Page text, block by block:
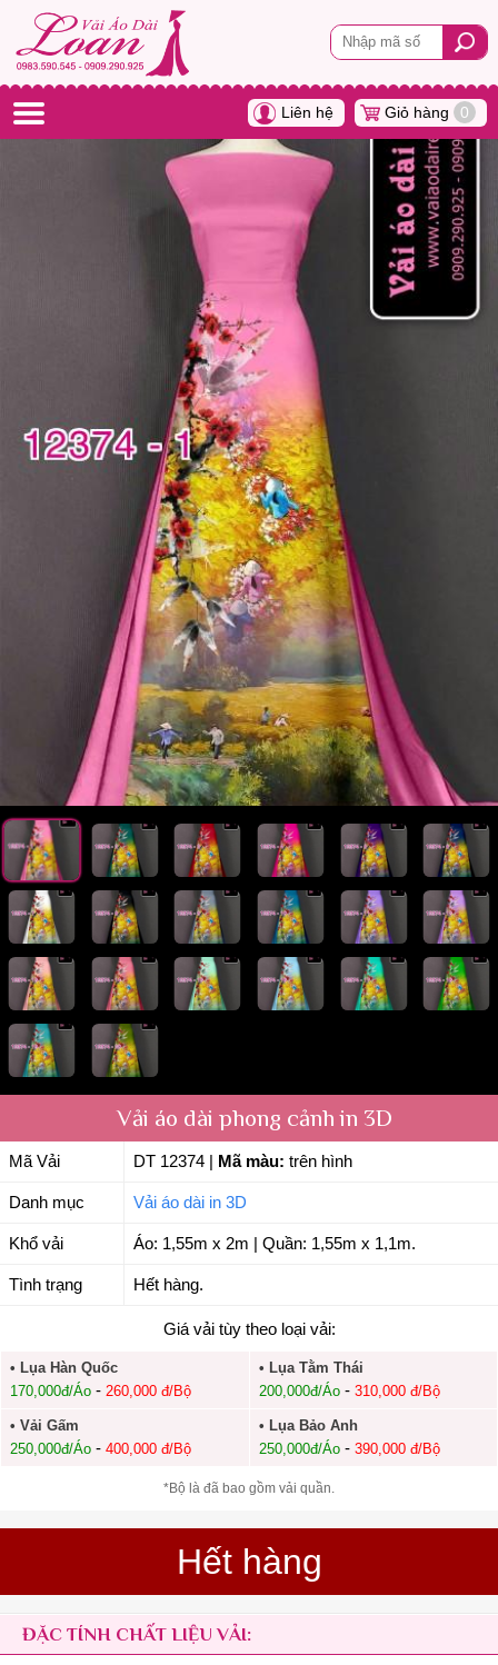
Liên hệ Giỏ hàng 0
Vải áo dài phong cảnh in 3D
Mã Vải DT 12374 Mã màu: trên hình
Danh mục Vải áo dài in 3D
Khổ vải Áo: 1,55m x 2m | Quần: 1,55m x 1,1m.
Tình trạng Hết hàng.
Giá vải tùy theo loại vải:
• Lụa Hàn Quốc
170,000đ/Áo - 260,000 đ/Bộ
• Lụa Tằm Thái
200,000đ/Áo- 310,000 đ/Bộ
• Vải Gấm
250,000đ/Áo - 400,000 đ/Bộ
• Lụa Bảo Anh
250,000đ/Áo- 390,000 đ/Bộ
*Bộ là đã bao gồm vải quần.
Hết hàng
ĐẶC TÍNH CHẤT LIỆU VẢI: